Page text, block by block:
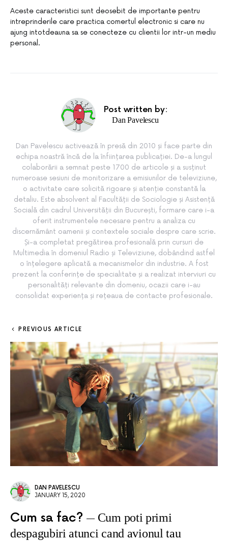
Aceste caracteristici sunt deosebit de importante pentru
intreprinderile care practica comertul electronic si care nu
ajung intotdeauna sa se conecteze cu clientii lor intr-un mediu
personal.
Post written by:
Dan Pavelescu
Dan Pavelescu activează în presă din 2010 și face parte din
echipa noastră încă de la înființarea publicației. De-a lungul
colaborării a semnat peste 1700 de articole și a susținut
numeroase sesiuni de monitorizare a emisiunilor de televiziune,
o activitate care solicită rigoare și atenție constantă la
detaliu. Este absolvent al Facultății de Sociologie și Asistență
Socială din cadrul Universității din București, formare care i-a
oferit instrumentele necesare pentru a analiza cu
discernământ oamenii și contextele sociale despre care scrie.
Și-a completat pregătirea profesională prin cursuri de
Multimedia în domeniul Radio și Televiziune, dobândind astfel
o înțelegere aplicată a mecanismelor din industrie. A fost
prezent la conferințe de specialitate și a realizat interviuri cu
personalități relevante din domeniu, ocazii care i-au
consolidat experiența și rețeaua de contacte profesionale.
PREVIOUS ARTICLE
DAN PAVELESCU
JANUARY 15, 2020
Cum sa fac?
Cum poti primi
despagubiri atunci cand avionul tau